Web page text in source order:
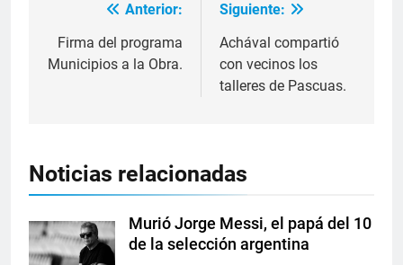
Anterior:
Firma del programa
Municipios a la Obra.
Siguiente:
Achával compartió
con vecinos los
talleres de Pascuas.
Noticias relacionadas
Murió Jorge Messi, el papá del 10
de la selección argentina